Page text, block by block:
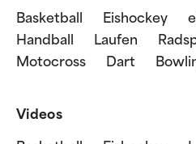
Basketball Eishockey
Handball
Laufen
Motocross
Dart
Videos